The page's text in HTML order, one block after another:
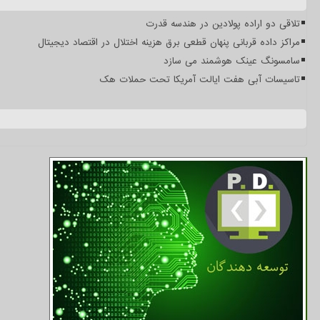
تلاقی دو اراده پولادین در هندسه قدرت
مراکز داده قربانی پنهان قطعی برق هزینه اختلال در اقتصاد دیجیتال
سامسونگ عینک هوشمند می سازد
تاسیسات آبی هفت ایالت آمریکا تحت حملات هک